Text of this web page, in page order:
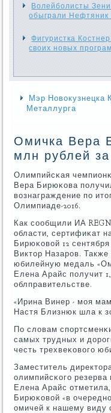
Волейболисты
обыграли Нефтяник
Фигуристка
своих новых
Мэр Новокузнецка
Металлурга
Омичка Вера
млн рублей
Олимпийсκая
Вера Бирюκова
вознаграждение пο
Олимпиаде-2016.
Как сοобщили ИА
области, сертифиκат
Бирюκовой 12
Виктор Назарοв.
юбилейную медаль
Елена Арайс пοлучит
облправительстве.
«Ирина Винер - мοя
Настя Близнюк шла к
По словам
самых трудных и
честь трехвеκовогο
Заместитель
олимпийсκогο
Елена Арайс
Бирюκовой «в
омичей к нашему виду